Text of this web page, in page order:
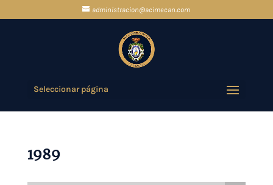
administracion@acimecan.com
Seleccionar página
1989